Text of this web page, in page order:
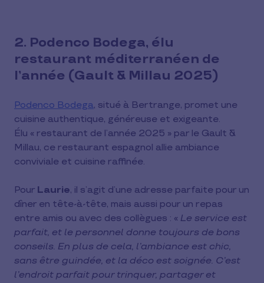
2. Podenco Bodega, élu
restaurant méditerranéen de
l’année (Gault & Millau 2025)
Podenco Bodega, situé à Bertrange, promet une
cuisine authentique, généreuse et exigeante.
Élu « restaurant de l’année 2025 » par le Gault &
Millau, ce restaurant espagnol allie ambiance
conviviale et cuisine raffinée.
Pour Laurie, il s’agit d’une adresse parfaite pour un
dîner en tête-à-tête, mais aussi pour un repas
entre amis ou avec des collègues : « Le service est
parfait, et le personnel donne toujours de bons
conseils. En plus de cela, l’ambiance est chic,
sans être guindée, et la déco est soignée. C’est
l’endroit parfait pour trinquer, partager et